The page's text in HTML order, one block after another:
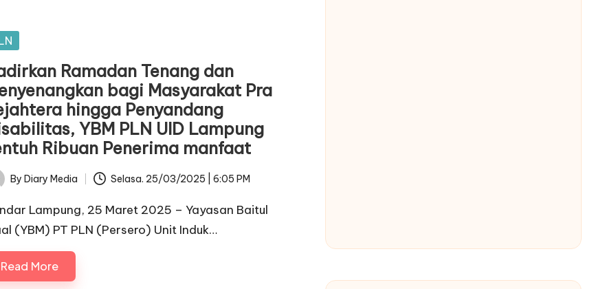
Ramadan Tenang dan
bagi Masyarakat Pra
hingga Penyandang
YBM PLN UID Lampung
Ribuan Penerima manfaat
By Diary Media Selasa. 25/03/2025 | 6:05 PM
Lampung, 25 Maret 2025 – Yayasan Baitul
(YBM) PT PLN (Persero) Unit Induk…
Read More